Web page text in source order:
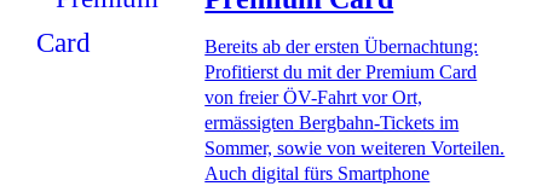
Bereits ab der ersten Übernachtung:
Profitierst du mit der Premium Card
von freier ÖV-Fahrt vor Ort,
ermässigten Bergbahn-Tickets im
Sommer, sowie von weiteren Vorteilen.
Auch digital fürs Smartphone